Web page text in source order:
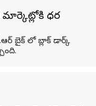
మార్కెట్లోకి ధర
బైక్ లో బ్లాక్ డార్క్